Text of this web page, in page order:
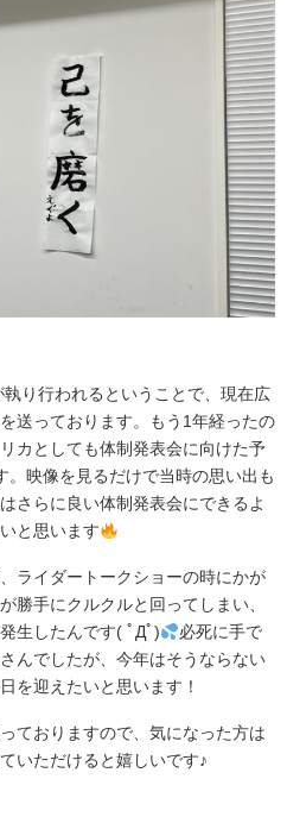
り行われるということで、現在広
送っております。もう1年経ったの
カとしても体制発表会に向けた予
。映像を見るだけで当時の思い出も
さらに良い体制発表会にできるよ
と思います
ライダートークショーの時にかが
勝手にクルクルと回ってしまい、
生したんです( ﾟДﾟ)
必死に手で
んでしたが、今年はそうならない
を迎えたいと思います！
ておりますので、気になった方は
いただけると嬉しいです♪